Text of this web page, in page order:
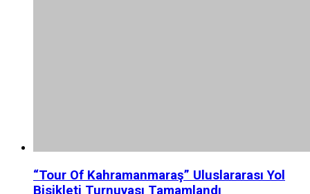
“Tour Of Kahramanmaraş” Uluslararası Yol
Bisikleti Turnuvası Tamamlandı